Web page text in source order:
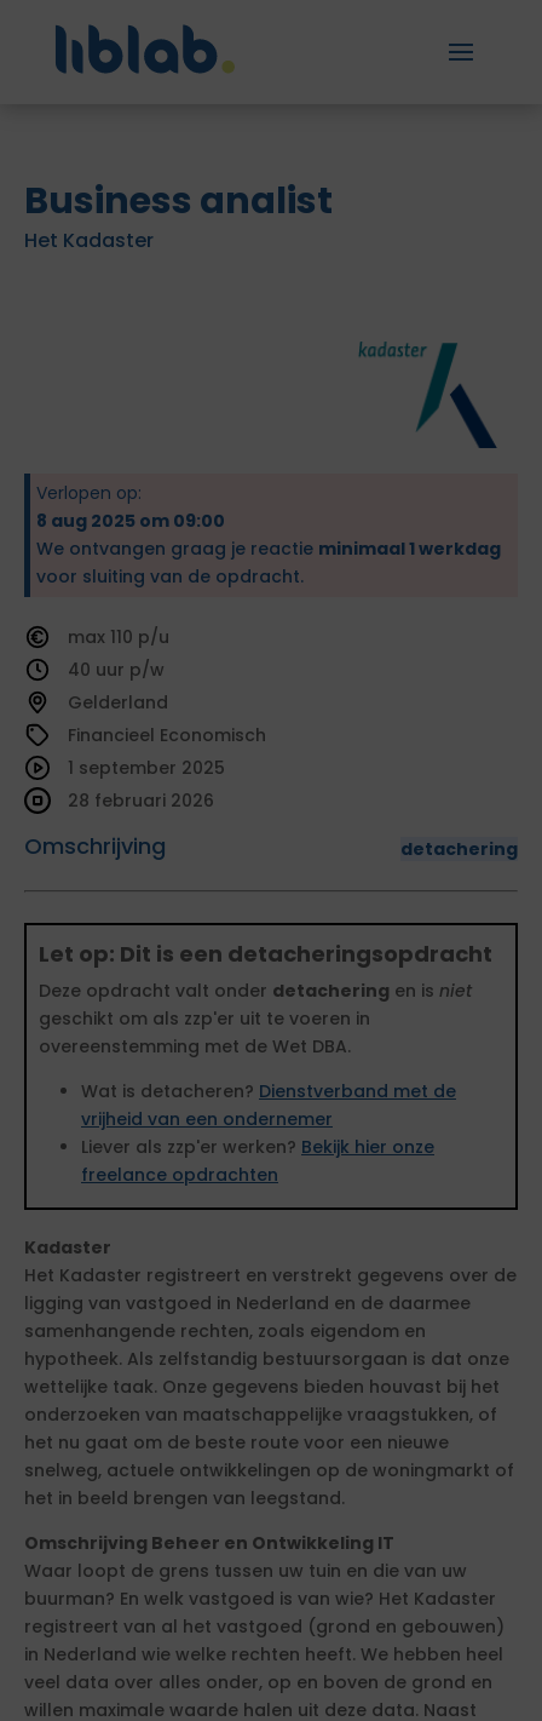
Business analist
Het Kadaster
Verlopen op:
8 aug 2025 om 09:00
We ontvangen graag je reactie minimaal 1 werkdag
voor sluiting van de opdracht.
110
40
Gelderland
Financieel Economisch
Omschrijving detachering
1 september 2025
28 februari 2026
Let op: Dit is een detacheringsopdracht
Deze opdracht valt onder detachering en is niet
geschikt om als zzp'er uit te voeren in
overeenstemming met de Wet DBA.
Wat is detacheren? Dienstverband met de
vrijheid van een ondernemer
Liever als zzp'er werken? Bekijk hier onze
freelance opdrachten
Kadaster
Het Kadaster registreert en verstrekt gegevens over de
ligging van vastgoed in Nederland en de daarmee
samenhangende rechten, zoals eigendom en
hypotheek. Als zelfstandig bestuursorgaan is dat onze
wettelijke taak. Onze gegevens bieden houvast bij het
onderzoeken van maatschappelijke vraagstukken, of
het nu gaat om de beste route voor een nieuwe
snelweg, actuele ontwikkelingen op de woningmarkt of
het in beeld brengen van leegstand.
Omschrijving Beheer en Ontwikkeling IT
Waar loopt de grens tussen uw tuin en die van uw
buurman? En welk vastgoed is van wie? Het Kadaster
registreert van al het vastgoed (grond en gebouwen)
in Nederland wie welke rechten heeft. We hebben heel
veel data over alles onder, op en boven de grond en
willen maximale waarde halen uit deze data. Naast